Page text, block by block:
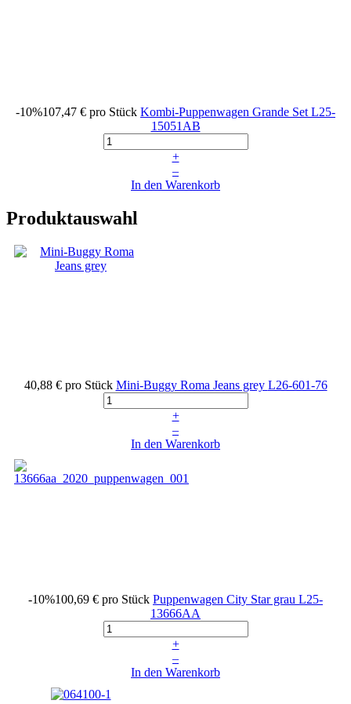
-10%107,47 € pro Stück Kombi-Puppenwagen Grande Set L25-
15051AB
+
–
In den Warenkorb
Produktauswahl
40,88 € pro Stück Mini-Buggy Roma Jeans grey L26-601-76
+
–
In den Warenkorb
-10%100,69 € pro Stück Puppenwagen City Star grau L25-
13666AA
+
–
In den Warenkorb